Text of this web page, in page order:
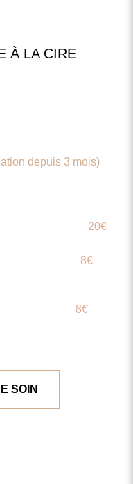
À LA CIRE
depuis 3 mois)
20€
8€
8€
SOIN